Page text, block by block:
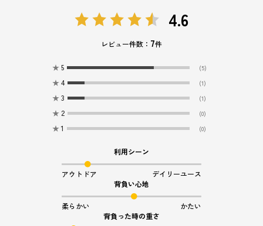
4.6
レビュー件数： 7件
★ 5 (5)
★ 4 (1)
★ 3 (1)
★ 2 (0)
★ 1 (0)
利用シーン
アウトドア
デイリーユース
背負い心地
柔らかい
かたい
背負った時の重さ